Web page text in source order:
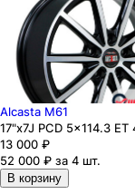
Alcasta M61
17"x7J PCD 5x114.3
13 000 ₽
52 000 ₽ за 4 шт.
В корзину